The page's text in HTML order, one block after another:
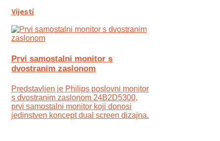
Vijesti
Prvi samostalni monitor s
dvostranim zaslonom
Predstavljen je Philips poslovni monitor
s dvostranim zaslonom 24B2D5300,
prvi samostalni monitor koji donosi
jedinstven koncept dual screen dizajna.